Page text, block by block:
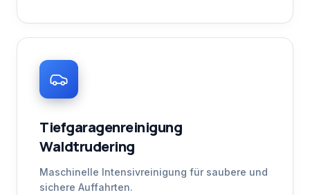
Tiefgaragenreinigung
Waldtrudering
Maschinelle Intensivreinigung für saubere und
sichere Auffahrten.